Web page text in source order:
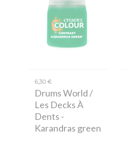
6,30 €
Drums World /
Les Decks À
Dents -
Karandras green